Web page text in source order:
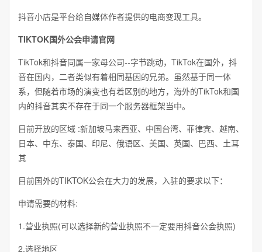
抖音小店是平台给自媒体作者提供的电商变现工具。
TIKTOK国外公会申请官网
TikTok和抖音同属一家母公司--字节跳动，TikTok在国外，抖
音在国内，二者类似有着相同基因的兄弟。虽然基于同一体
系，但随着市场的演变也有着区别的地方，海外的TikTok和国
内的抖音其实不存在于同一个服务器框架当中。
目前开放的区域 :新加坡马来西亚、中国台湾、菲律宾、越南、
日本、中东、泰国、印尼、俄语区、美国、英国、巴西、土耳
其
目前国外的TIKTOK公会在大力的发展，入驻的要求以下：
申请需要的材料:
1.营业执照(可以选择新的营业执照不一定要用抖音公会执照)
2.选择地区